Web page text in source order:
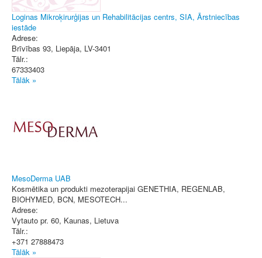
Loginas Mikroķirurģijas un Rehabilitācijas centrs, SIA, Ārstniecības
iestāde
Adrese:
Brīvības 93, Liepāja, LV-3401
Tālr.:
67333403
Tālāk »
MesoDerma UAB
Kosmētika un produkti mezoterapijai GENETHIA, REGENLAB,
BIOHYMED, BCN, MESOTECH...
Adrese:
Vytauto pr. 60, Kaunas, Lietuva
Tālr.:
+371 27888473
Tālāk »